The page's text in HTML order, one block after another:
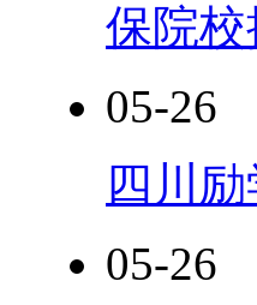
保院校
05-26
四川
05-26